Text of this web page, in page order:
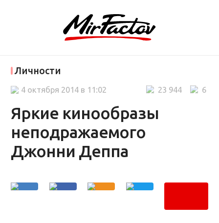
Личности
Яркие кинообразы
неподражаемого
Джонни Деппа
6
23 944
4 октября 2014 в 11:02